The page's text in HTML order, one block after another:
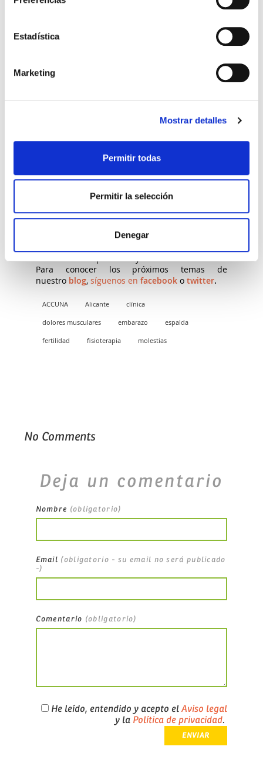
Estadística
Marketing
Mostrar detalles
Permitir todas
Permitir la selección
Denegar
Es muy importante que la pelvis esté libre, que
periné esté elástico para facilitar ya en el
expulsivo la llegada de nuestros bebés al
perineal, algún dispositivo, como el Epi-no, el
canal del parto, la mujer no tendrá que
inicio de sus relaciones sexuales…
cadera y reubicación muscular tras dar a luz?
sale como esperábamos y el parto ha durado
con vuelta de cordón y han tenido que
acelerarlo. Todo esto hace que sea importante
la valoración posterior tanto de la mamá como
del bebé para explorar su pelvis, sus caderas, la
En nuestra clínica somos especialistas en el
encantados de poderos ayudar!
Para conocer los próximos temas de
nuestro blog, síguenos en facebooko twitter.
ACCUNA Alicante clínica
dolores musculares embarazo espalda
fertilidad fisioterapia molestias
No Comments
Deja un comentario
Nombre (obligatorio)
Email (obligatorio - su email no será publicado
-)
Comentario (obligatorio)
He leído, entendido y acepto elAviso legal
y la Política de privacidad.